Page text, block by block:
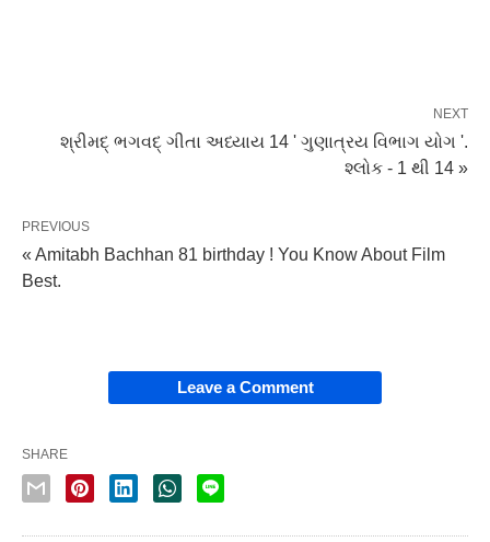
NEXT
શ્રીમદ્ ભગવદ્ ગીતા અધ્યાય 14 ' ગુણાત્રય વિભાગ યોગ '.
શ્લોક - 1 થી 14 »
PREVIOUS
« Amitabh Bachhan 81 birthday ! You Know About Film
Best.
Leave a Comment
SHARE